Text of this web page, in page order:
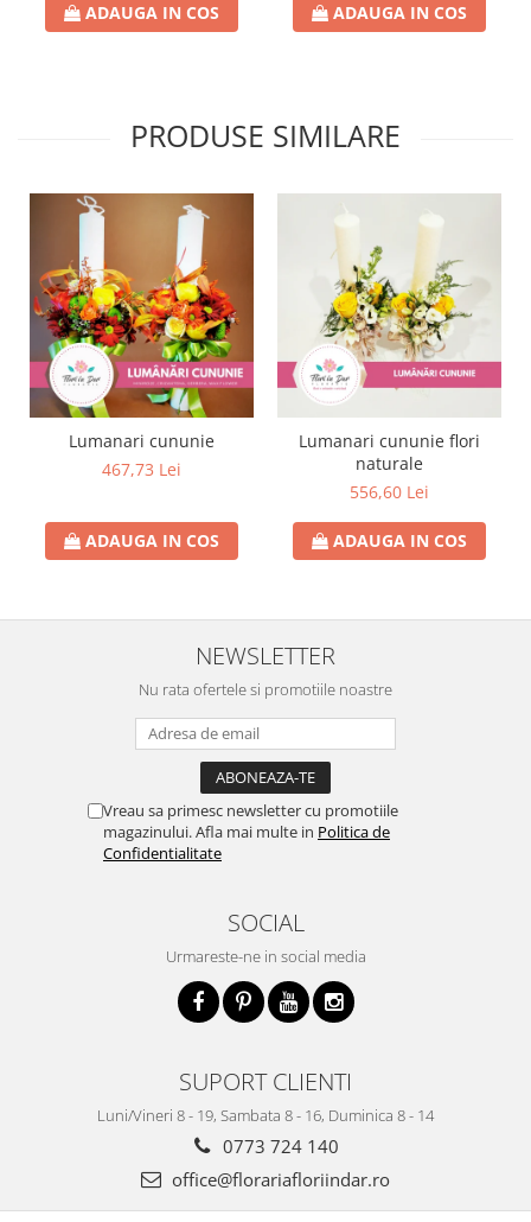
ADAUGA IN COS ADAUGA IN COS
PRODUSE SIMILARE
Lumanari cununie
467,73 Lei
ADAUGA IN COS
Lumanari cununie flori
naturale
556,60 Lei
ADAUGA IN COS
NEWSLETTER
Nu rata ofertele si promotiile noastre
Vreau sa primesc newsletter cu promotiile
magazinului. Afla mai multe in Politica de
Confidentialitate
SOCIAL
Urmareste-ne in social media
SUPORT CLIENTI
Luni/Vineri 8 - 19, Sambata 8 - 16, Duminica 8 - 14
0773 724 140
office@florariafloriindar.ro